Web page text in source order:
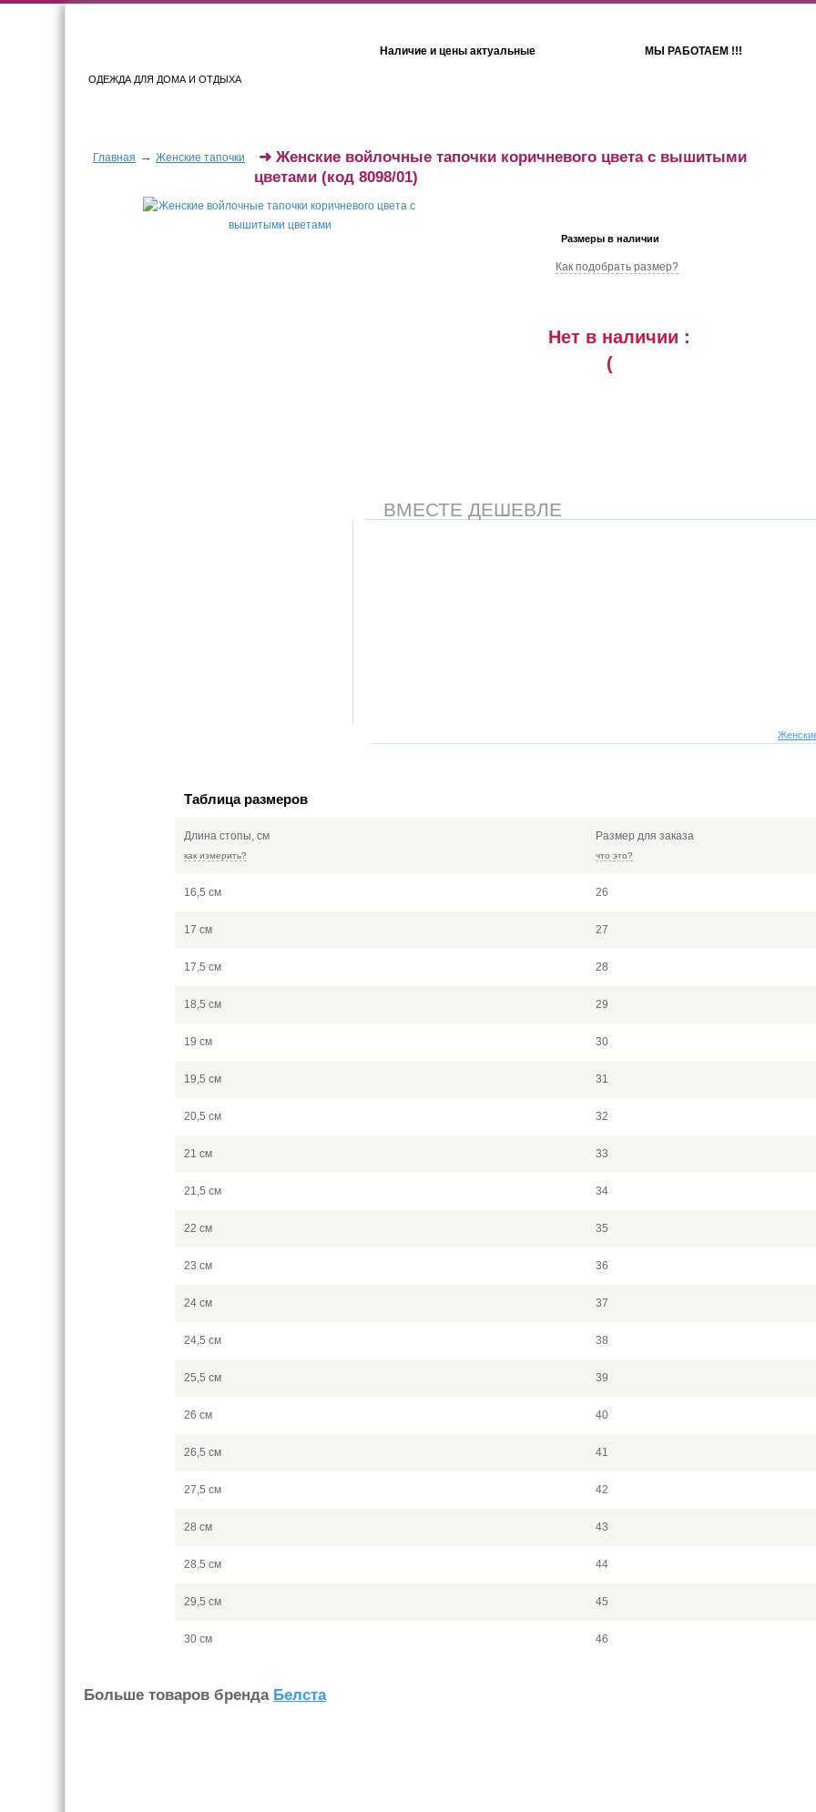
ОДЕЖДА ДЛЯ ДОМА И ОТДЫХА
Наличие и цены актуальные МЫ РАБОТАЕМ !!!
Главная → Женские тапочки ➜ Женские войлочные тапочки коричневого цвета с вышитыми
цветами (код 8098/01)
Размеры в наличии
Как подобрать размер?
Нет в наличии :
(
ВМЕСТЕ ДЕШЕВЛЕ
Таблица размеров
Длина стопы, см
как измерить?
Размер для заказа
что это?
16,5 см 26
17 см 27
17,5 см 28
18,5 см 29
19 см 30
19,5 см 31
20,5 см 32
21 см 33
21,5 см 34
22 см 35
23 см 36
24 см 37
24,5 см 38
25,5 см 39
26 см 40
26,5 см 41
27,5 см 42
28 см 43
28,5 см 44
29,5 см 45
30 см 46
Больше товаров бренда Белста